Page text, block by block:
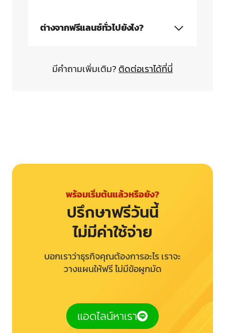
ต่างจากฟรีแลนซ์ทั่วไปยังไง?
มีคำถามเพิ่มเติม?ติดต่อเราได้ที่นี่
พร้อมเริ่มต้นแล้วหรือยัง?
ปรึกษาฟรีวันนี้
ไม่มีค่าใช้จ่าย
บอกเราว่าธุรกิจคุณต้องการอะไร เราจะ
วางแผนให้ฟรี ไม่มีข้อผูกมัด
แอดไลน์หาเรา